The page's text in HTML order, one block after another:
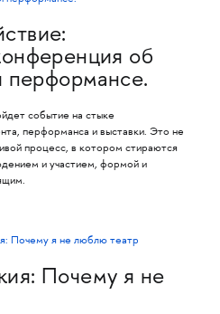
об
перформансе.
событие на стыке
перформанса и выставки. Это не
процесс, в котором стираются
и участием, формой и
Почему я не